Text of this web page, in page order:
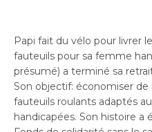
Papi fait du vélo pour livrer
fauteuils pour sa femme
présumé) a terminé sa
Son objectif: économiser
fauteuils roulants adaptés
handicapées. Son histoire a